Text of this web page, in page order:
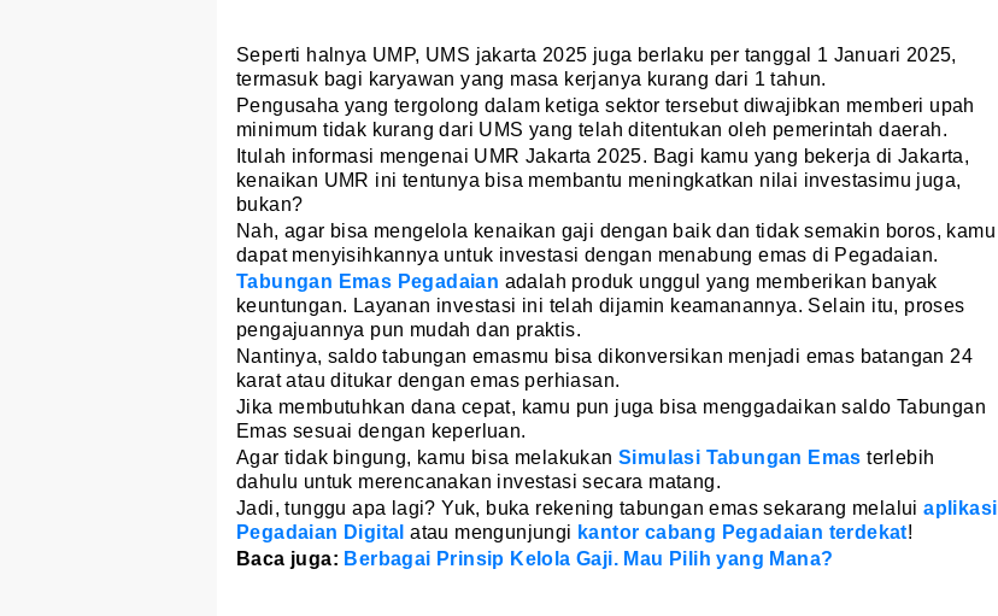
Seperti halnya UMP, UMS jakarta 2025 juga berlaku per tanggal 1 Januari 2025,
termasuk bagi karyawan yang masa kerjanya kurang dari 1 tahun.
Pengusaha yang tergolong dalam ketiga sektor tersebut diwajibkan memberi upah
minimum tidak kurang dari UMS yang telah ditentukan oleh pemerintah daerah.
Itulah informasi mengenai UMR Jakarta 2025. Bagi kamu yang bekerja di Jakarta,
kenaikan UMR ini tentunya bisa membantu meningkatkan nilai investasimu juga,
bukan?
Nah, agar bisa mengelola kenaikan gaji dengan baik dan tidak semakin boros, kamu
dapat menyisihkannya untuk investasi dengan menabung emas di Pegadaian.
Tabungan Emas Pegadaian adalah produk unggul yang memberikan banyak
keuntungan. Layanan investasi ini telah dijamin keamanannya. Selain itu, proses
pengajuannya pun mudah dan praktis.
Nantinya, saldo tabungan emasmu bisa dikonversikan menjadi emas batangan 24
karat atau ditukar dengan emas perhiasan.
Jika membutuhkan dana cepat, kamu pun juga bisa menggadaikan saldo Tabungan
Emas sesuai dengan keperluan.
Agar tidak bingung, kamu bisa melakukan Simulasi Tabungan Emas terlebih
dahulu untuk merencanakan investasi secara matang.
Jadi, tunggu apa lagi? Yuk, buka rekening tabungan emas sekarang melaluiaplikasi
Pegadaian Digital atau mengunjungi kantor cabang Pegadaian terdekat!
Baca juga: Berbagai Prinsip Kelola Gaji. Mau Pilih yang Mana?